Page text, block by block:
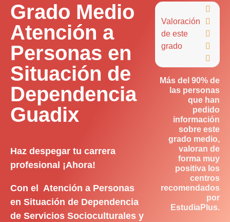
Grado Medio
Atención a
Personas en
Situación de
Dependencia
Guadix
Haz despegar tu carrera
profesional ¡Ahora!
Con el Atención a Personas
en Situación de Dependencia
de Servicios Socioculturales y
Valoración
de este
grado





Más del 90% de
las personas
que han
pedido
información
sobre este
grado medio,
valoran de
forma muy
positiva los
centros
recomendados
por
EstudiaPlus.